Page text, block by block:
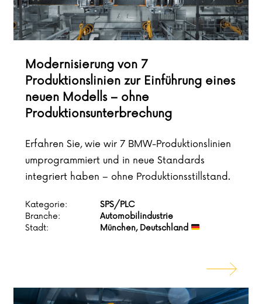
Modernisierung von 7
Produktionslinien zur Einführung eines
neuen Modells – ohne
Produktionsunterbrechung
Erfahren Sie, wie wir 7 BMW-Produktionslinien
umprogrammiert und in neue Standards
integriert haben – ohne Produktionsstillstand.
Kategorie:
SPS/PLC
Branche:
Automobilindustrie
Stadt:
München, Deutschland